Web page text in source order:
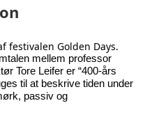
festivalen Golden Days.
mellem professor
Tore Leifer er “400-års
til at beskrive tiden under
passiv og